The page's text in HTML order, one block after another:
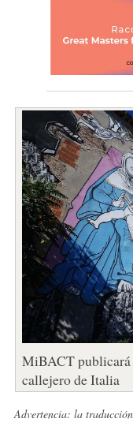
MiBACT publicará
callejero de Italia
Advertencia: la